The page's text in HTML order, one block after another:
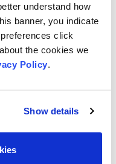
understand how
banner, you indicate
click
the cookies we
Policy
Show details
captura de
desafios enfrentados
de forma
Tecnologias como
em potencial, ainda
transformação digital
as empresas